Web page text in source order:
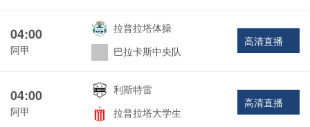
04:00
阿甲
拉普拉塔体操
巴拉卡斯中央队
高清直播
04:00
阿甲
利斯特雷
拉普拉塔大学生
高清直播